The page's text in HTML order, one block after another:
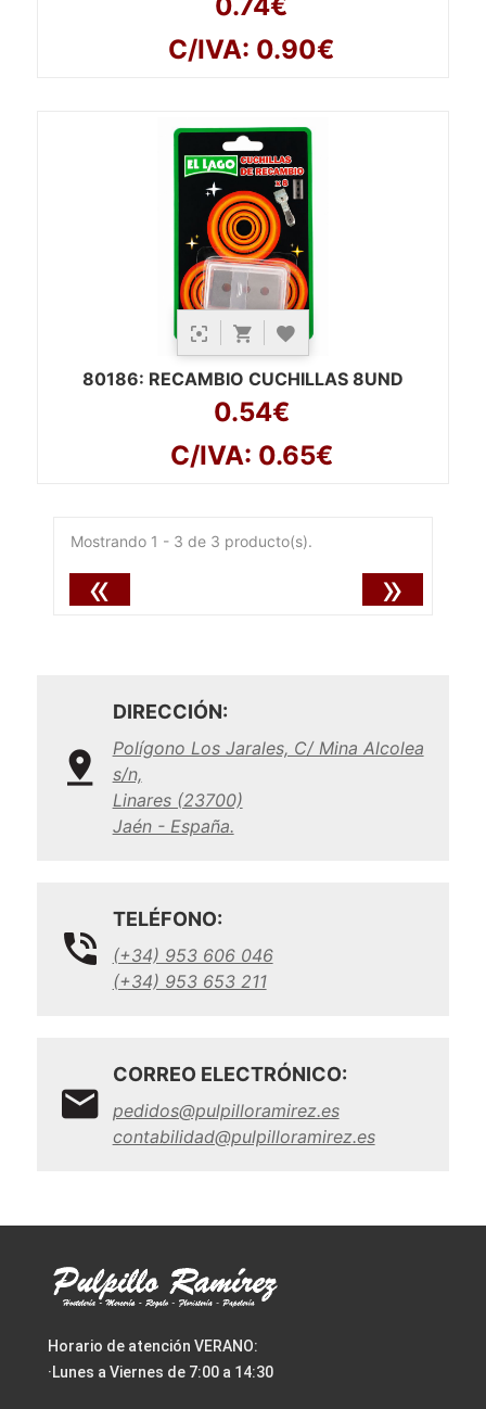
C/IVA: 0.90€
80186: RECAMBIO CUCHILLAS 8UND
0.54€
C/IVA: 0.65€
Mostrando 1 - 3 de 3 producto(s).
« »
DIRECCIÓN:
Polígono Los Jarales, C/ Mina Alcolea
s/n,
Linares (23700)
Jaén - España.
TELÉFONO:
(+34) 953 606 046
(+34) 953 653 211
CORREO ELECTRÓNICO:
pedidos@pulpilloramirez.es
contabilidad@pulpilloramirez.es
Horario de atención VERANO:
·Lunes a Viernes de 7:00 a 14:30